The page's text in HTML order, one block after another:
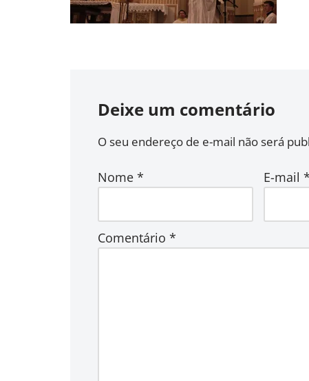
Deixe um comentário
O seu endereço de e-mail não será
Nome * E-mail*
Comentário *